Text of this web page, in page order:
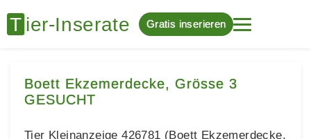
Gratis inserieren
Boett Ekzemerdecke, Grösse 3
GESUCHT
Tier Kleinanzeige 426781 (Boett Ekzemerdecke,